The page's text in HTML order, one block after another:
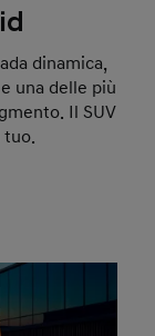
dinamica,
una delle più
Il SUV
tuo.